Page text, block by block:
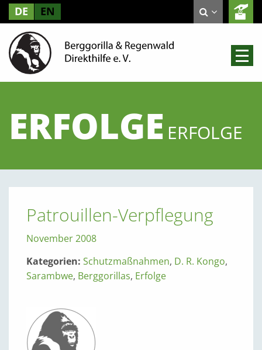
DE EN
ERFOLGE ERFOLGE
Patrouillen-Verpflegung
November 2008
Kategorien: Schutzmaßnahmen, D. R. Kongo,
Sarambwe, Berggorillas, Erfolge